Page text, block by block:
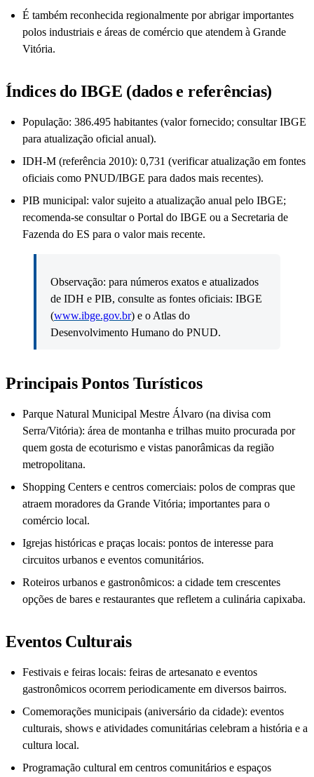
É também reconhecida regionalmente por abrigar importantes
polos industriais e áreas de comércio que atendem à Grande
Vitória.
Índices do IBGE (dados e referências)
População: 386.495 habitantes (valor fornecido; consultar IBGE
para atualização oficial anual).
IDH-M (referência 2010): 0,731 (verificar atualização em fontes
oficiais como PNUD/IBGE para dados mais recentes).
PIB municipal: valor sujeito a atualização anual pelo IBGE;
recomenda-se consultar o Portal do IBGE ou a Secretaria de
Fazenda do ES para o valor mais recente.
Observação: para números exatos e atualizados
de IDH e PIB, consulte as fontes oficiais: IBGE
(www.ibge.gov.br) e o Atlas do
Desenvolvimento Humano do PNUD.
Principais Pontos Turísticos
Parque Natural Municipal Mestre Álvaro (na divisa com
Serra/Vitória): área de montanha e trilhas muito procurada por
quem gosta de ecoturismo e vistas panorâmicas da região
metropolitana.
Shopping Centers e centros comerciais: polos de compras que
atraem moradores da Grande Vitória; importantes para o
comércio local.
Igrejas históricas e praças locais: pontos de interesse para
circuitos urbanos e eventos comunitários.
Roteiros urbanos e gastronômicos: a cidade tem crescentes
opções de bares e restaurantes que refletem a culinária capixaba.
Eventos Culturais
Festivais e feiras locais: feiras de artesanato e eventos
gastronômicos ocorrem periodicamente em diversos bairros.
Comemorações municipais (aniversário da cidade): eventos
culturais, shows e atividades comunitárias celebram a história e a
cultura local.
Programação cultural em centros comunitários e espaços